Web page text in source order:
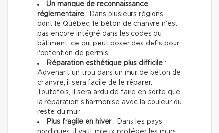
Un manque de reconnaissance
réglementaire : Dans plusieurs régions,
dont le Québec, le béton de chanvre n'est
pas encore intégré dans les codes du
bâtiment, ce qui peut poser des défis pour
l'obtention de permis.
Réparation esthétique plus difficile :
Advenant un trou dans un mur de béton de
chanvre, il sera facile de le réparer.
Toutefois, il sera ardu de faire en sorte que
la réparation s’harmonise avec la couleur du
reste du mur.
Plus fragile en hiver : Dans les pays
nordiques, il vaut mieux protéger les murs